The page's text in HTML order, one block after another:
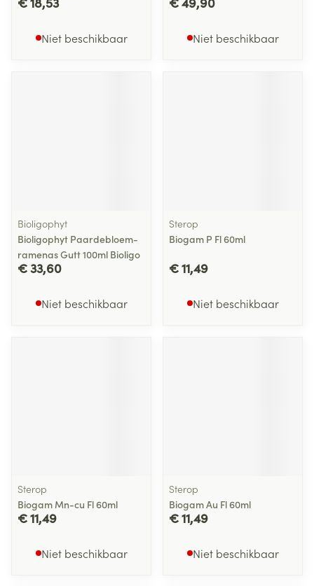
Niet beschikbaar Niet beschikbaar
Bioligophyt
Bioligophyt Paardebloem-
ramenas Gutt 100ml Bioligo
€ 33,60
Niet beschikbaar
Sterop
Biogam P Fl 60ml
€ 11,49
Niet beschikbaar
Sterop
Biogam Mn-cu Fl 60ml
€ 11,49
Niet beschikbaar
Sterop
Biogam Au Fl 60ml
€ 11,49
Niet beschikbaar